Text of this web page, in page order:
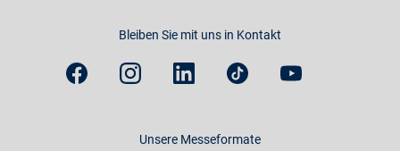
Bleiben Sie mit uns in Kontakt
Unsere Messeformate